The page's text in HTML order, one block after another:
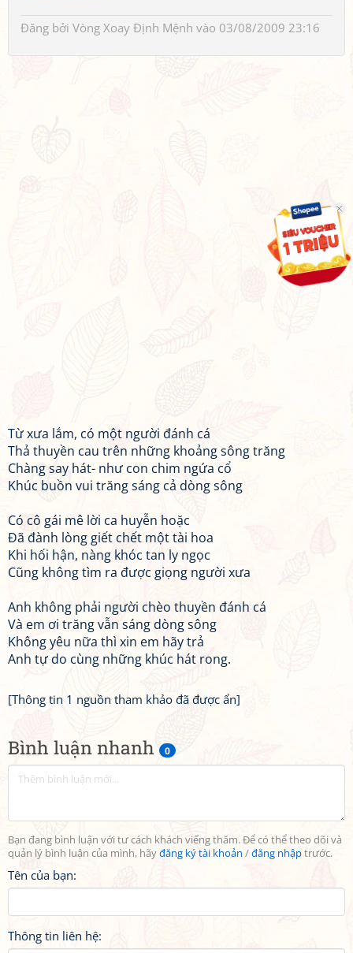
Bình luận nhanh 0
Bạn đang bình luận với tư cách khách viếng thăm. Để có thể theo dõi và
quản lý bình luận của mình, hãyđăng ký tài khoản /đăng nhậptrước.
Tên của bạn:
Thông tin liên hệ:
Đăng bởi Vòng Xoay Định Mệnh vào 03/08/2009 23:16
Từ xưa lắm, có một người đánh cá
Thả thuyền cau trên những khoảng sông trăng
Chàng say hát- như con chim ngứa cổ
Khúc buồn vui trăng sáng cả dòng sông
Có cô gái mê lời ca huyễn hoặc
Đã đành lòng giết chết một tài hoa
Khi hối hận, nàng khóc tan ly ngọc
Cũng không tìm ra được giọng người xưa
Anh không phải người chèo thuyền đánh cá
Và em ơi trăng vẫn sáng dòng sông
Không yêu nữa thì xin em hãy trả
Anh tự do cùng những khúc hát rong.
[Thông tin 1 nguồn tham khảo đã được ẩn]